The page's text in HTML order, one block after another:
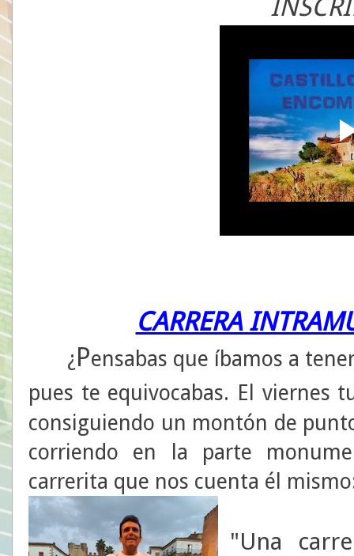
CARRERA
¿Pensabas que íbamos a
pues te equivocabas. El viernes
consiguiendo un montón de
corriendo en la parte
carrerita que nos cuenta él
"Una